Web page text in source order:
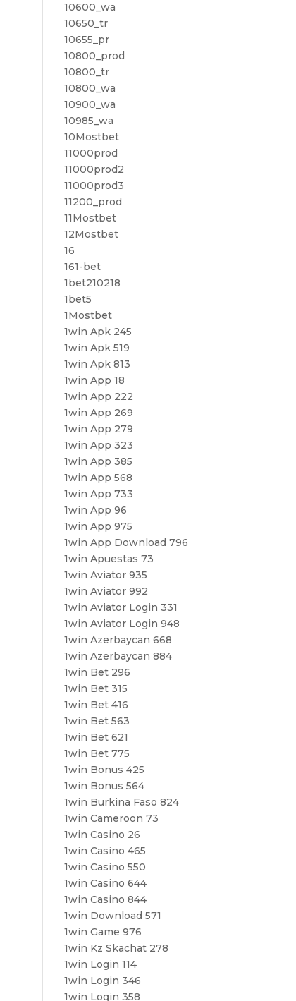
10600_wa
10650_tr
10655_pr
10800_prod
10800_tr
10800_wa
10900_wa
10985_wa
10Mostbet
11000prod
11000prod2
11000prod3
11200_prod
11Mostbet
12Mostbet
16
161-bet
1bet210218
1bet5
1Mostbet
1win Apk 245
1win Apk 519
1win Apk 813
1win App 18
1win App 222
1win App 269
1win App 279
1win App 323
1win App 385
1win App 568
1win App 733
1win App 96
1win App 975
1win App Download 796
1win Apuestas 73
1win Aviator 935
1win Aviator 992
1win Aviator Login 331
1win Aviator Login 948
1win Azerbaycan 668
1win Azerbaycan 884
1win Bet 296
1win Bet 315
1win Bet 416
1win Bet 563
1win Bet 621
1win Bet 775
1win Bonus 425
1win Bonus 564
1win Burkina Faso 824
1win Cameroon 73
1win Casino 26
1win Casino 465
1win Casino 550
1win Casino 644
1win Casino 844
1win Download 571
1win Game 976
1win Kz Skachat 278
1win Login 114
1win Login 346
1win Login 358